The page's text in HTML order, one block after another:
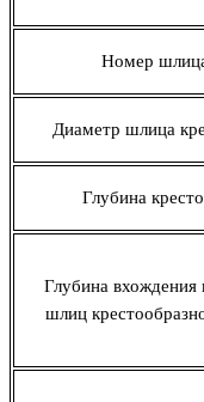
Номер
Диаметр шлица
Глубина
Глубина вхождения
шлиц